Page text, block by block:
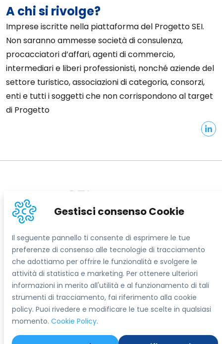
A chi si rivolge?
Imprese iscritte nella piattaforma del Progetto SEI.
Non saranno ammesse società di consulenza,
procacciatori d’affari, agenti di commercio,
intermediari e liberi professionisti, nonché aziende del
settore turistico, associazioni di categoria, consorzi,
enti e tutti i soggetti che non corrispondono al target
di Progetto
Informazioni sul sito
Contatti
Segreteria Tecnica del Progetto SEI
info@sostegnoexport.it
Seguici su
Gestisci consenso Cookie
Il seguente pannello ti consente di esprimere le tue
preferenze di consenso alle tecnologie di tracciamento
che adottiamo per offrire le funzionalità e svolgere le
attività di statistica e marketing. Per ottenere ulteriori
informazioni in merito all'utilità e al funzionamento di tali
strumenti di tracciamento, fai riferimento alla cookie
policy. Puoi rivedere e modificare le tue scelte in qualsiasi
momento. Cookie Policy.